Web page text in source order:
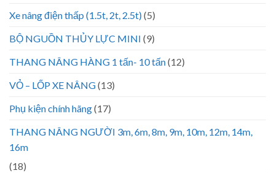
Xe nâng điện thấp (1.5t, 2t, 2.5t)(5)
BỘ NGUỒN THỦY LỰC MINI (9)
THANG NÂNG HÀNG 1 tấn- 10 tấn(12)
VỎ – LỐP XE NÂNG(13)
Phụ kiện chính hãng(17)
THANG NÂNG NGƯỜI 3m, 6m, 8m, 9m, 10m, 12m, 14m,
16m
(18)